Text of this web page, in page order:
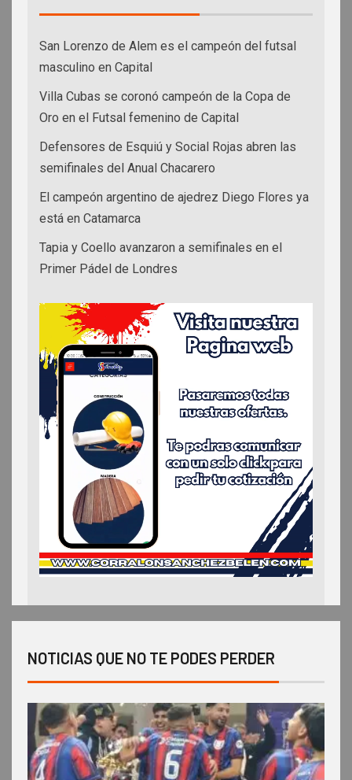
San Lorenzo de Alem es el campeón del futsal
masculino en Capital
Villa Cubas se coronó campeón de la Copa de
Oro en el Futsal femenino de Capital
Defensores de Esquiú y Social Rojas abren las
semifinales del Anual Chacarero
El campeón argentino de ajedrez Diego Flores ya
está en Catamarca
Tapia y Coello avanzaron a semifinales en el
Primer Pádel de Londres
NOTICIAS QUE NO TE PODES PERDER